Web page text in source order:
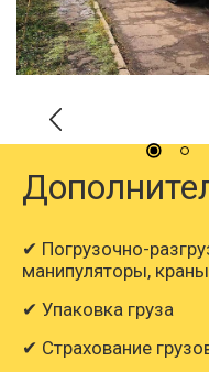
✔ Погрузочно-
манипуляторы, краны
✔ Упаковка груза
✔ Страхование